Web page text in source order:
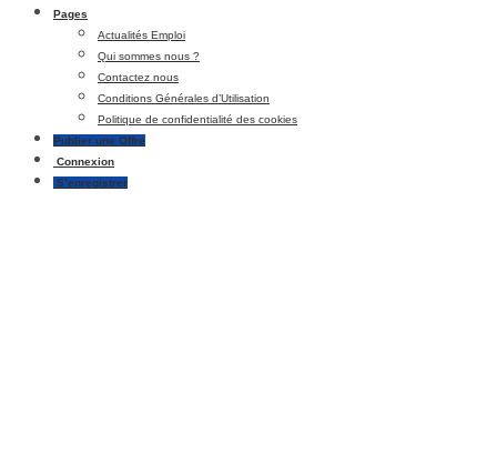
Pages
Actualités Emploi
Qui sommes nous ?
Contactez nous
Conditions Générales d’Utilisation
Politique de confidentialité des cookies
Publier une Offre
Connexion
S’enregistrer